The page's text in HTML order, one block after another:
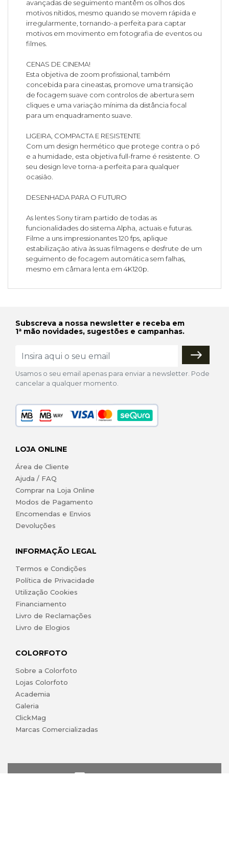
avançadas de seguimento mantêm os olhos dos
motivos nítidos, mesmo quando se movem rápida e
irregularmente, tornando-a perfeita para captar
motivos em movimento em fotografia de eventos ou
filmes.
CENAS DE CINEMA!
Esta objetiva de zoom profissional, também
concebida para cineastas, promove uma transição
de focagem suave com controlos de abertura sem
cliques e uma variação mínima da distância focal
para um enquadramento suave.
LIGEIRA, COMPACTA E RESISTENTE
Com um design hermético que protege contra o pó
e a humidade, esta objetiva full-frame é resistente. O
seu design leve torna-a perfeita para qualquer
ocasião.
DESENHADA PARA O FUTURO
As lentes Sony tiram partido de todas as
funcionalidades do sistema Alpha, actuais e futuras.
Filme a uns impressionantes 120 fps, aplique
estabilização ativa às suas filmagens e desfrute de um
seguimento de focagem automática sem falhas,
mesmo em câmara lenta em 4K120p.
Subscreva a nossa newsletter e receba em
1ª mão novidades, sugestões e campanhas.
Usamos o seu email apenas para enviar a newsletter. Pode
cancelar a qualquer momento.
LOJA ONLINE
Área de Cliente
Ajuda / FAQ
Comprar na Loja Online
Modos de Pagamento
Encomendas e Envios
Devoluções
INFORMAÇÃO LEGAL
Termos e Condições
Política de Privacidade
Utilização Cookies
Financiamento
Livro de Reclamações
Livro de Elogios
COLORFOTO
Sobre a Colorfoto
Lojas Colorfoto
Academia
Galeria
ClickMag
Marcas Comercializadas
lojaonline@colorfoto.pt